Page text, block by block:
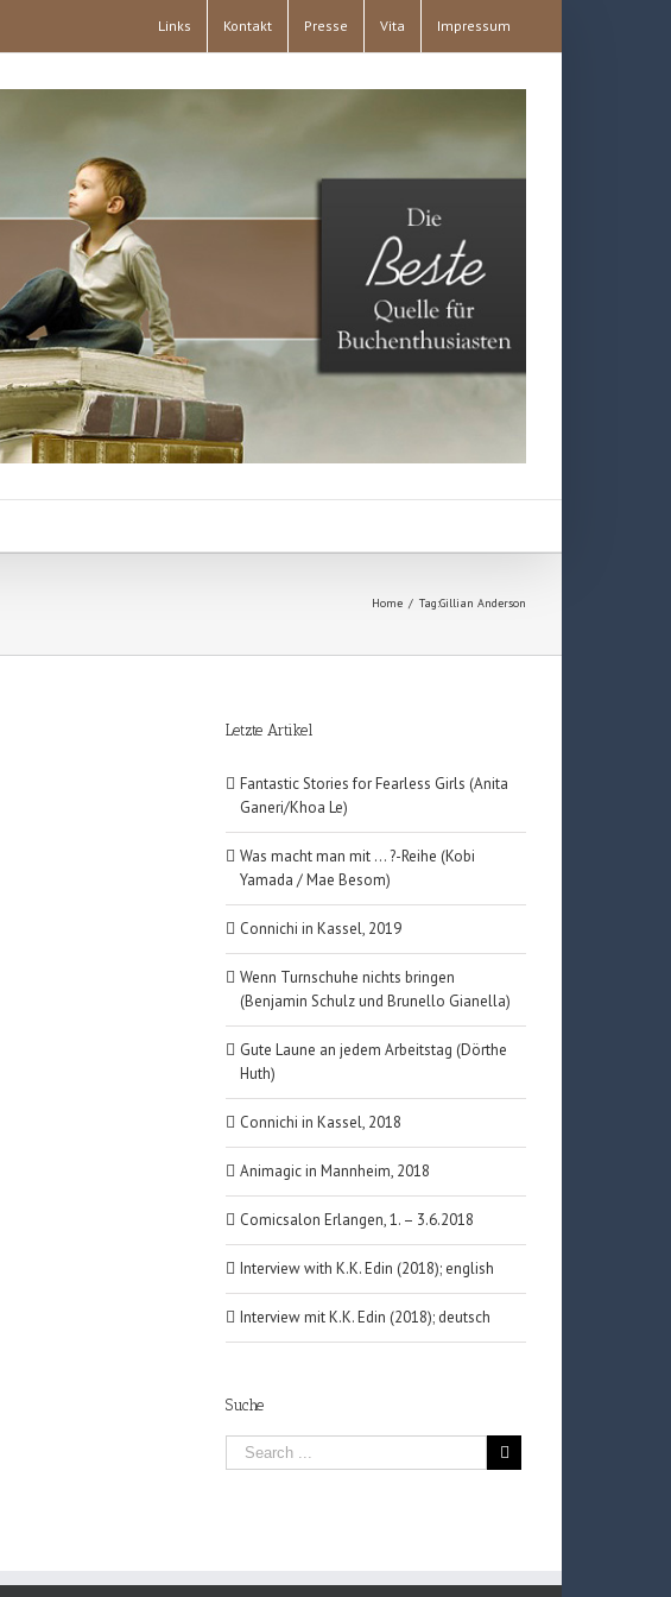
Links Kontakt Presse Vita Impressum
Home / Tag:Gillian Anderson
Letzte Artikel
Fantastic Stories for Fearless Girls (Anita
Ganeri/Khoa Le)
Was macht man mit … ?-Reihe (Kobi
Yamada / Mae Besom)
Connichi in Kassel, 2019
Wenn Turnschuhe nichts bringen
(Benjamin Schulz und Brunello Gianella)
Gute Laune an jedem Arbeitstag (Dörthe
Huth)
Connichi in Kassel, 2018
Animagic in Mannheim, 2018
Comicsalon Erlangen, 1. – 3.6.2018
Interview with K.K. Edin (2018); english
Interview mit K.K. Edin (2018); deutsch
Suche